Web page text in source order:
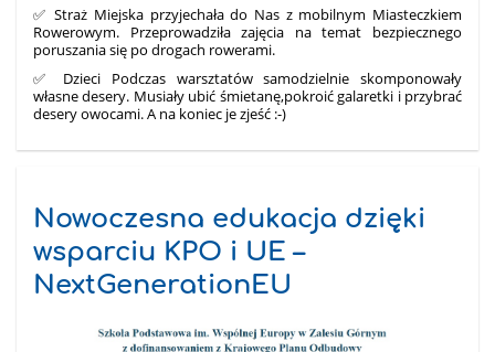
✅ Straż Miejska przyjechała do Nas z mobilnym Miasteczkiem
Rowerowym. Przeprowadziła zajęcia na temat bezpiecznego
poruszania się po drogach rowerami.
✅ Dzieci Podczas warsztatów samodzielnie skomponowały
własne desery. Musiały ubić śmietanę,pokroić galaretki i przybrać
desery owocami. A na koniec je zjeść :-)
Nowoczesna edukacja dzięki
wsparciu KPO i UE –
NextGenerationEU